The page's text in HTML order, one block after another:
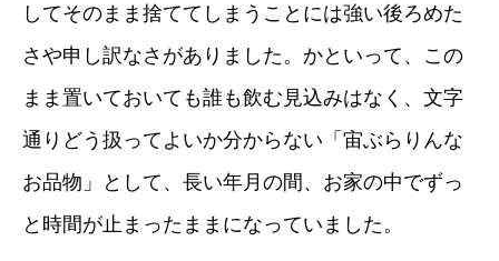
してそのまま捨ててしまうことには強い後ろめた
さや申し訳なさがありました。かといって、この
まま置いておいても誰も飲む見込みはなく、文字
通りどう扱ってよいか分からない「宙ぶらりんな
お品物」として、長い年月の間、お家の中でずっ
と時間が止まったままになっていました。